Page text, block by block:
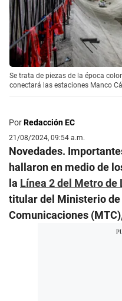
Se trata de piezas de la época
conectará las estaciones Manco
PorRedacción EC
21/08/2024, 09:54 a.m.
Novedades.
hallaron en medio de
la Línea 2 del Metro de
titular del Ministerio de
Comunicaciones